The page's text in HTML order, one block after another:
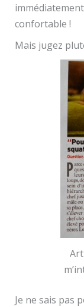
immédiatement
confortable !
Mais jugez
Je ne sais pas